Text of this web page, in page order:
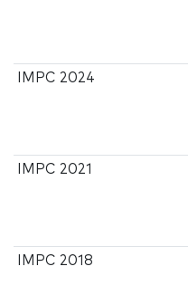
IMPC 2024
IMPC 2021
IMPC 2018